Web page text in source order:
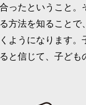
ったということ。
方法を知ることで
ようになります。
と信じて、子ども